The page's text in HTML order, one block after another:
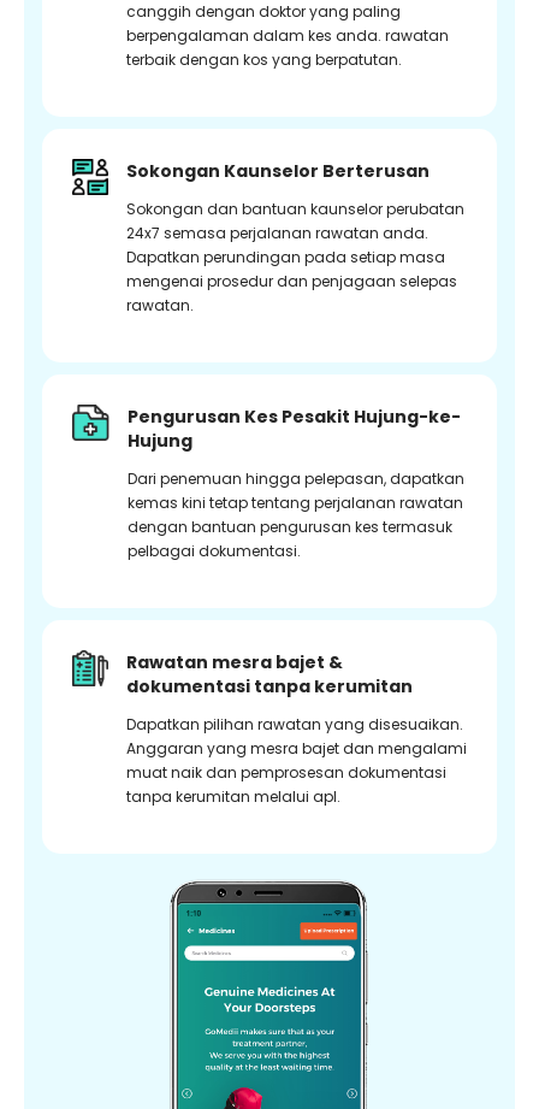
canggih dengan doktor yang paling
berpengalaman dalam kes anda. rawatan
terbaik dengan kos yang berpatutan.
Sokongan Kaunselor Berterusan
Sokongan dan bantuan kaunselor perubatan
24x7 semasa perjalanan rawatan anda.
Dapatkan perundingan pada setiap masa
mengenai prosedur dan penjagaan selepas
rawatan.
Pengurusan Kes Pesakit Hujung-ke-
Hujung
Dari penemuan hingga pelepasan, dapatkan
kemas kini tetap tentang perjalanan rawatan
dengan bantuan pengurusan kes termasuk
pelbagai dokumentasi.
Rawatan mesra bajet &
dokumentasi tanpa kerumitan
Dapatkan pilihan rawatan yang disesuaikan.
Anggaran yang mesra bajet dan mengalami
muat naik dan pemprosesan dokumentasi
tanpa kerumitan melalui apl.